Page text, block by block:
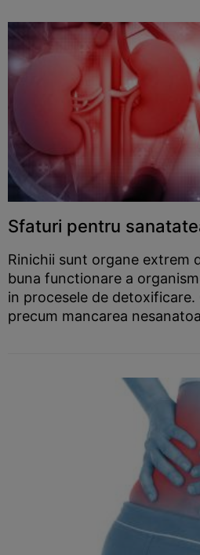
Sfaturi pentru
Rinichii sunt organe extrem
buna functionare a
in procesele de detoxificare.
precum mancarea